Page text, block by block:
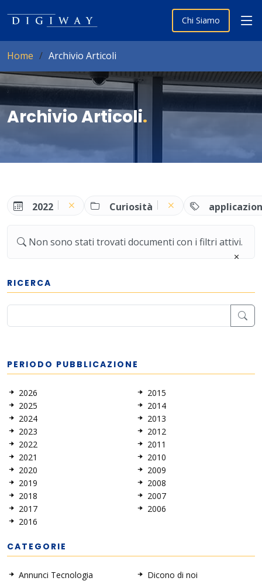
Chi Siamo
Home Archivio Articoli
Archivio Articoli.
2022 Curiosità
Non sono stati trovati documenti con i filtri attivi.
RICERCA
PERIODO PUBBLICAZIONE
2026
2025
2024
2023
2022
2021
2020
2019
2018
2017
2016
2015
2014
2013
2012
2011
2010
2009
2008
2007
2006
CATEGORIE
Annunci Tecnologia
Dicono di noi